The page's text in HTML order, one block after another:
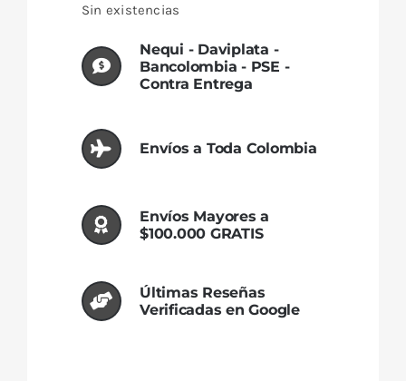
Sin existencias
Nequi - Daviplata -
Bancolombia - PSE -
Contra Entrega
Envíos a Toda Colombia
Envíos Mayores a
$100.000 GRATIS
Últimas Reseñas
Verificadas en Google